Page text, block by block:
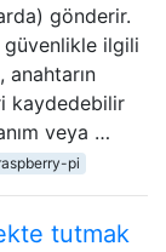
gönderir.
güvenlikle ilgili
anahtarın
kaydedebilir
veya …
pi
tutmak